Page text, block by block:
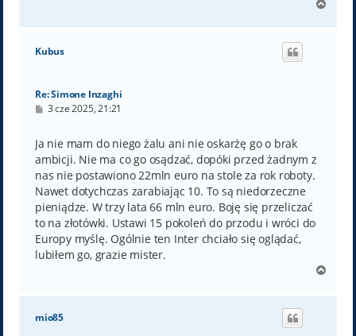
g
Kubus
Re: Simone Inzaghi
P3 cze 2025, 21:21
Ja nie mam do niego żalu ani nie oskarżę go o brak
ambicji. Nie ma co go osądzać, dopóki przed żadnym z
nas nie postawiono 22mln euro na stole za rok roboty.
Nawet dotychczas zarabiając 10. To są niedorzeczne
pieniądze. W trzy lata 66 mln euro. Boję się przeliczać
to na złotówki. Ustawi 15 pokoleń do przodu i wróci do
Europy myślę. Ogólnie ten Inter chciało się oglądać,
lubiłem go, grazie mister.
g
mio85